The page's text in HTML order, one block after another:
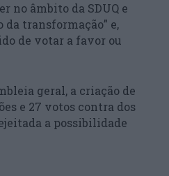
no âmbito da SDUQ e
transformação” e,
de votar a favor ou
geral, a criação de
e 27 votos contra dos
a possibilidade